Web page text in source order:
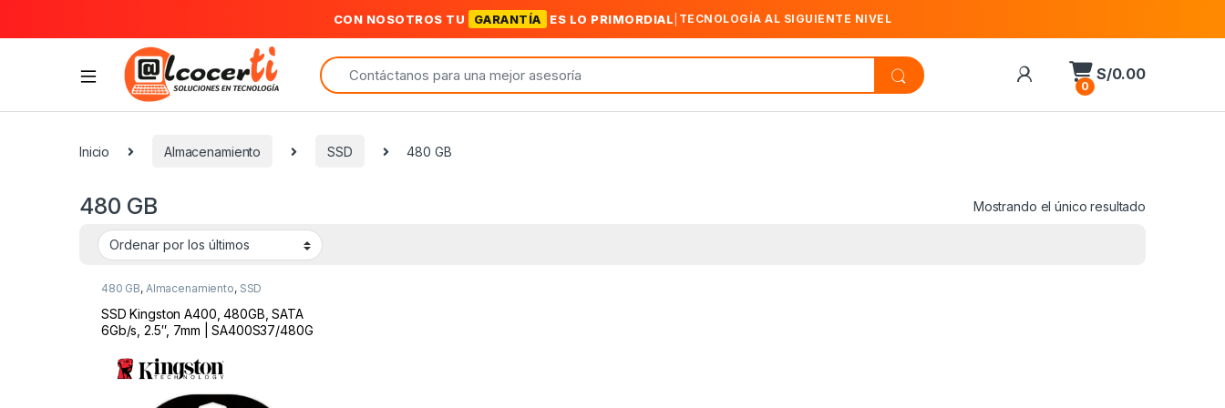
CON NOSOTROS TU GARANTÍA ES LO PRIMORDIAL TECNOLOGÍA AL SIGUIENTE NIVEL
Search for:
0
S/0.00
Inicio Almacenamiento SSD 480 GB
480 GB Mostrando el único resultado
480 GB, Almacenamiento, SSD
SSD Kingston A400, 480GB, SATA
6Gb/s, 2.5″, 7mm | SA400S37/480G